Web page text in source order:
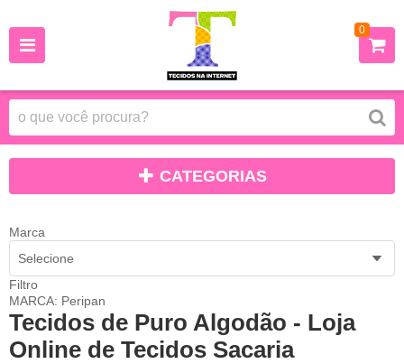
0
CATEGORIAS
Marca
Selecione
Filtro
MARCA: Peripan
Tecidos de Puro Algodão - Loja
Online de Tecidos Sacaria